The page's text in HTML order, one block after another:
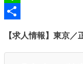
Line
【求人情報】東京／